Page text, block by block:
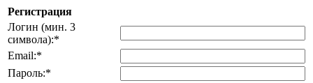
Регистрация
Логин (мин. 3
символа):*
Email:*
Пароль:*